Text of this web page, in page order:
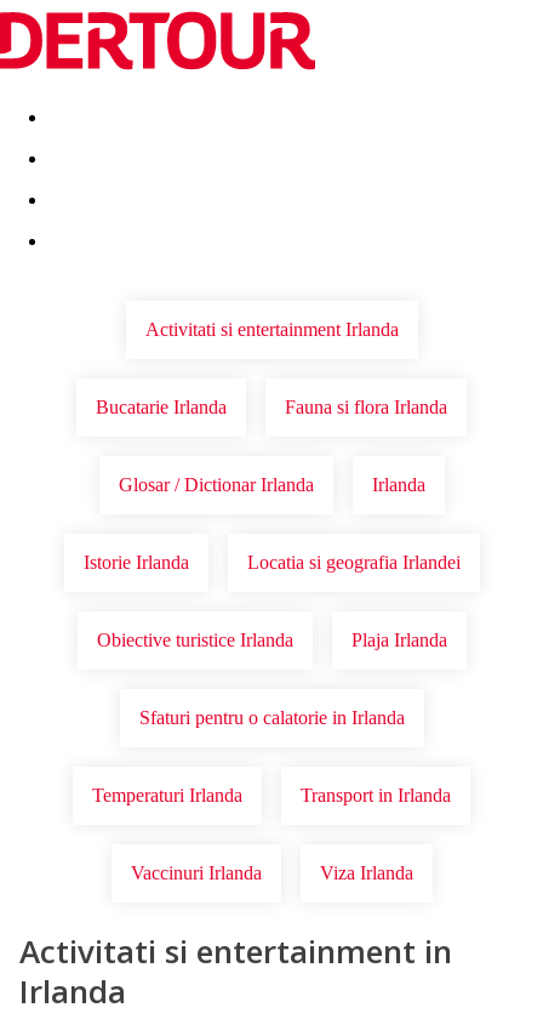
Destinatii Vacanta perfecta OFERTE DE NERATAT
Activitati si entertainment Irlanda
Bucatarie Irlanda Fauna si flora Irlanda
Glosar / Dictionar Irlanda Irlanda
Istorie Irlanda Locatia si geografia Irlandei
Obiective turistice Irlanda Plaja Irlanda
Sfaturi pentru o calatorie in Irlanda
Temperaturi Irlanda Transport in Irlanda
Vaccinuri Irlanda Viza Irlanda
Activitati si entertainment in
Irlanda